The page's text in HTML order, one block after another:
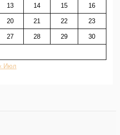
13 14 15 16
20 21 22 23
27 28 29 30
Июл